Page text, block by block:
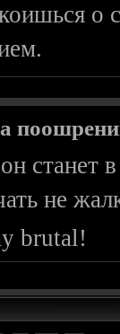
о
станет
не
brutal!